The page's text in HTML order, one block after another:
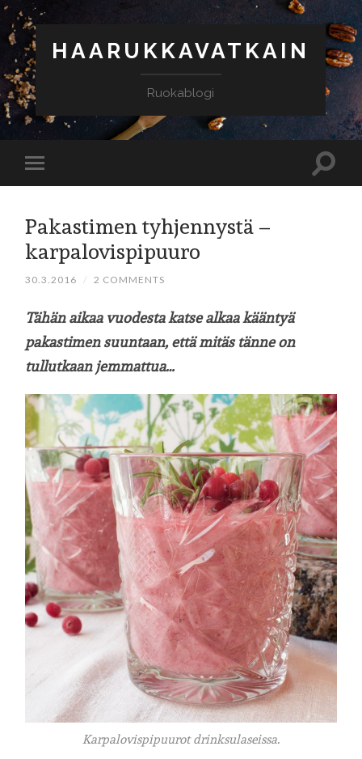
HAARUKKAVATKAIN
Ruokablogi
Pakastimen tyhjennystä –
karpalovispipuuro
30.3.2016 / 2 COMMENTS
Tähän aikaa vuodesta katse alkaa kääntyä
pakastimen suuntaan, että mitäs tänne on
tullutkaan jemmattua…
Karpalovispipuurot drinksulaseissa.